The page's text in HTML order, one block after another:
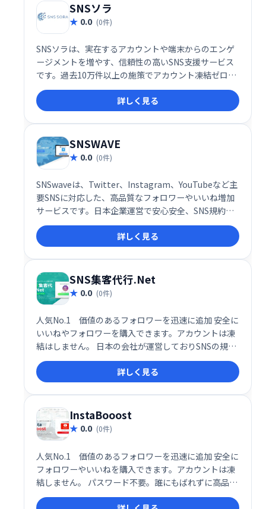
SNSソラ
0.0 (0件)
SNSソラは、実在するアカウントや端末からのエンゲ
ージメントを増やす、信頼性の高いSNS支援サービス
です。過去10万件以上の施策でアカウント凍結ゼロを
達成しており、安心してご利用いただけます。
詳しく見る
SNSWAVE
0.0 (0件)
SNSwaveは、Twitter、Instagram、YouTubeなど主
要SNSに対応した、高品質なフォロワーやいいね増加
サービスです。日本企業運営で安心安全、SNS規約を
遵守しているのでアカウント凍結の心配もありませ
ん。ワンクリックで簡単に注文でき、自然なフォロワ
ーを増やし、アカウントのエンゲージメントを高めら
れます。人気No.1サービスで、集客アップを目指しま
しょう！
詳しく見る
SNS集客代行.Net
0.0 (0件)
人気No.1 価値のあるフォロワーを迅速に追加 安全に
いいねやフォロワーを購入できます。アカウントは凍
結はしません。 日本の会社が運営しておりSNSの規約
を遵守したサービスです ばれずに自然なフォロワーを
買うことができます。パスワードも不要です。
詳しく見る
InstaBooost
0.0 (0件)
人気No.1 価値のあるフォロワーを迅速に追加 安全に
フォロワーやいいねを購入できます。アカウントは凍
結しません。 パスワード不要。誰にもばれずに高品質
フォロワーを買うことができます。 日本人のスタッフ